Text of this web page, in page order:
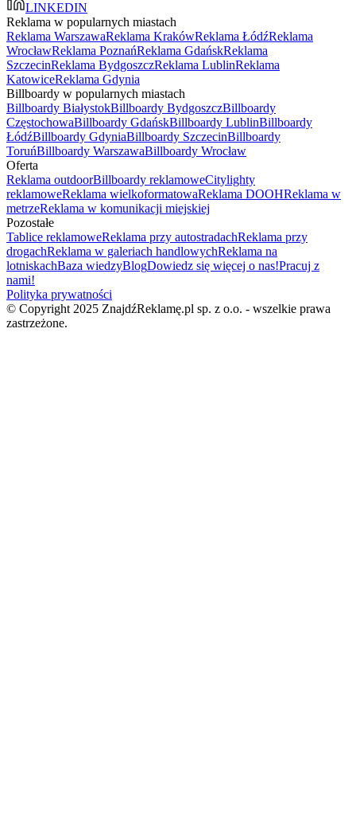
LINKEDIN
Reklama w popularnych miastach
Reklama WarszawaReklama KrakówReklama ŁódźReklama
WrocławReklama PoznańReklama GdańskReklama
SzczecinReklama BydgoszczReklama LublinReklama
KatowiceReklama Gdynia
Billboardy w popularnych miastach
Billboardy BiałystokBillboardy BydgoszczBillboardy
CzęstochowaBillboardy GdańskBillboardy LublinBillboardy
ŁódźBillboardy GdyniaBillboardy SzczecinBillboardy
ToruńBillboardy WarszawaBillboardy Wrocław
Oferta
Reklama outdoorBillboardy reklamoweCitylighty
reklamoweReklama wielkoformatowaReklama DOOHReklama w
metrzeReklama w komunikacji miejskiej
Pozostałe
Tablice reklamoweReklama przy autostradachReklama przy
drogachReklama w galeriach handlowychReklama na
lotniskachBaza wiedzyBlogDowiedz się więcej o nas!Pracuj z
nami!
Polityka prywatności
© Copyright 2025 ZnajdźReklamę.pl sp. z o.o. - wszelkie prawa
zastrzeżone.